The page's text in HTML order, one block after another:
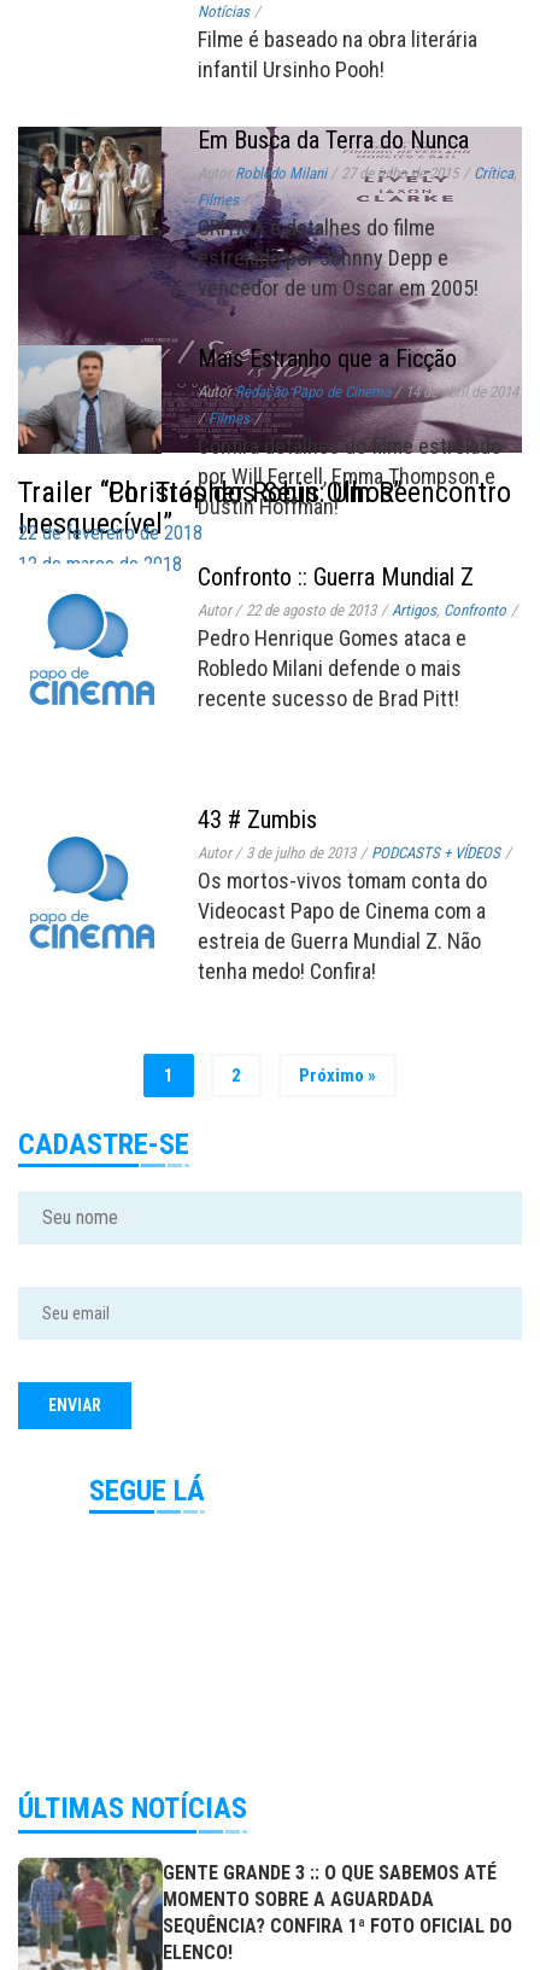
Notícias /
Filme é baseado na obra literária
infantil Ursinho Pooh!
Trailer “Christopher Robin: Um Reencontro
Inesquecível”
12 de março de 2018
Trailer “Por Trás dos Seus Olhos”
22 de fevereiro de 2018
Em Busca da Terra do Nunca
Autor Robledo Milani / 27 de julho de 2015 / Crítica,
Filmes /
CRÍTICA e detalhes do filme
estrelado por Johnny Depp e
vencedor de um Oscar em 2005!
Mais Estranho que a Ficção
AutorRedação Papo de Cinema / 14 de abril de 2014
/ Filmes /
Confira detalhes do filme estrelado
por Will Ferrell, Emma Thompson e
Dustin Hoffman!
Confronto :: Guerra Mundial Z
Autor/ 22 de agosto de 2013 / Artigos, Confronto /
Pedro Henrique Gomes ataca e
Robledo Milani defende o mais
recente sucesso de Brad Pitt!
43 # Zumbis
Autor/ 3 de julho de 2013 / PODCASTS + VÍDEOS /
Os mortos-vivos tomam conta do
Videocast Papo de Cinema com a
estreia de Guerra Mundial Z. Não
tenha medo! Confira!
1 2 Próximo »
CADASTRE-SE
SEGUE LÁ
ÚLTIMAS NOTÍCIAS
GENTE GRANDE 3 :: O QUE SABEMOS ATÉ
MOMENTO SOBRE A AGUARDADA
SEQUÊNCIA? CONFIRA 1ª FOTO OFICIAL DO
ELENCO!